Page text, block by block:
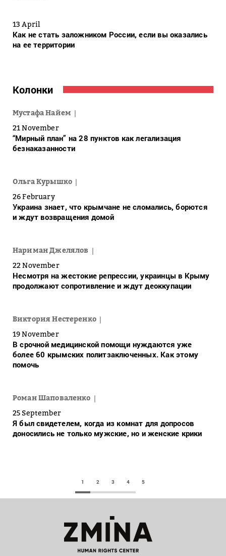
13 April
Как не стать заложником России, если вы оказались
на ее территории
Колонки
Мустафа Найем
21 November
“Мирный план” на 28 пунктов как легализация
безнаказанности
Ольга Курышко
26 February
Украина знает, что крымчане не сломались, борются
и ждут возвращения домой
Нариман Джелялов
22 November
Несмотря на жестокие репрессии, украинцы в Крыму
продолжают сопротивление и ждут деоккупации
Виктория Нестеренко
19 November
В срочной медицинской помощи нуждаются уже
более 60 крымских политзаключенных. Как этому
помочь
Роман Шаповаленко
25 September
Я был свидетелем, когда из комнат для допросов
доносились не только мужские, но и женские крики
1 2 3 4 5